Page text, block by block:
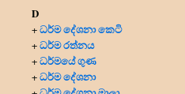
D
+ධර්ම දේශනා කෙටි
+ධර්ම රත්නය
+ධර්මයේ ගුණ
+ධර්ම දේශනා